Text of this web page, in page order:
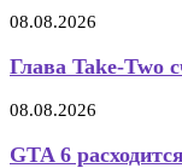
08.08.2026
Глава Take-Two
08.08.2026
GTA 6